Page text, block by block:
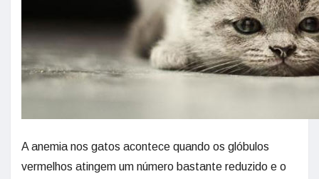
A anemia nos gatos acontece quando os glóbulos
vermelhos atingem um número bastante reduzido e o